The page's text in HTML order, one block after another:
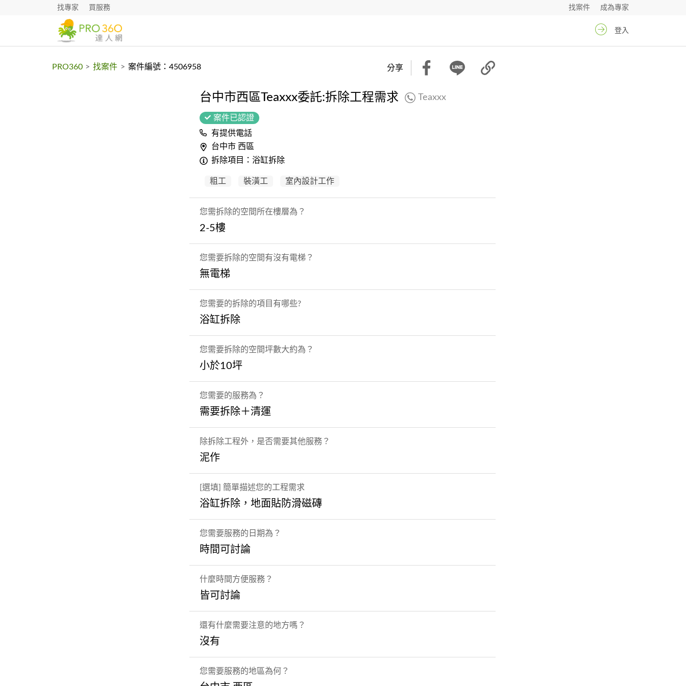
找專家 買服務 成為專家
找案件
登入
PRO360 > 找案件 > 案件編號：4506958 分享
台中市西區Teaxxx委託:拆除工程需求 Teaxxx
案件已認證
有提供電話
台中市 西區
拆除項目：浴缸拆除
粗工 裝潢工 室內設計工作
您需拆除的空間所在樓層為？
2-5樓
您需要拆除的空間有沒有電梯？
無電梯
您需要的拆除的項目有哪些?
浴缸拆除
您需要拆除的空間坪數大約為？
小於10坪
您需要的服務為？
需要拆除＋清運
除拆除工程外，是否需要其他服務？
泥作
[選填] 簡單描述您的工程需求
浴缸拆除，地面貼防滑磁磚
您需要服務的日期為？
時間可討論
什麼時間方便服務？
皆可討論
還有什麼需要注意的地方嗎？
沒有
您需要服務的地區為何？